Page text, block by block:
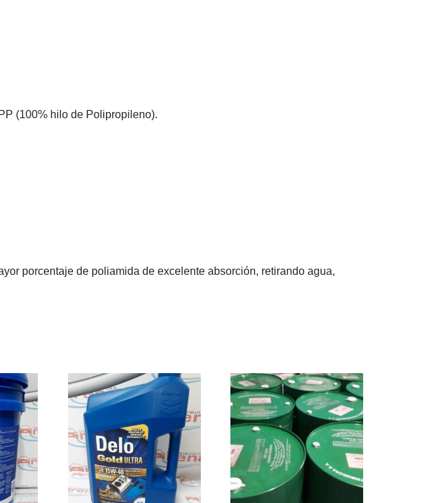
(100% hilo de Polipropileno).
porcentaje de poliamida de excelente absorción, retirando agua,